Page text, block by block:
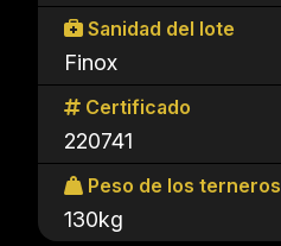
Sanidad del lote
Finox
Certificado
220741
Peso de los terneros
130kg